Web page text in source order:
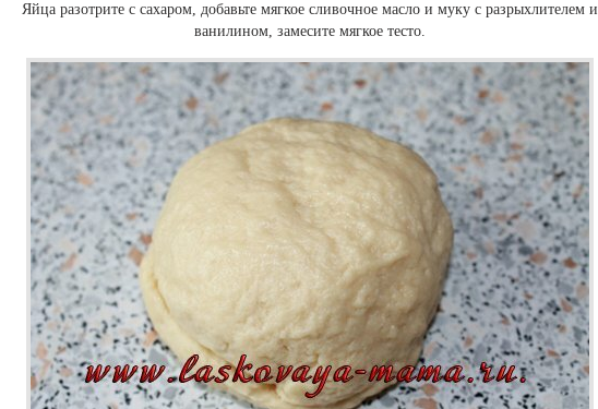
Яйца разотрите с сахаром, добавьте мягкое сливочное масло и муку с разрыхлителем и
ванилином, замесите мягкое тесто.